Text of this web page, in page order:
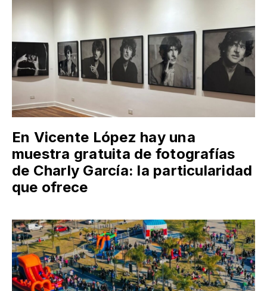
En Vicente López hay una
muestra gratuita de fotografías
de Charly García: la particularidad
que ofrece